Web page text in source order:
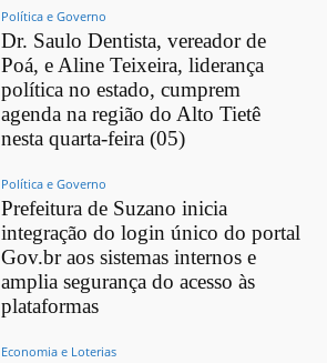
Política e Governo
Dr. Saulo Dentista, vereador de
Poá, e Aline Teixeira, liderança
política no estado, cumprem
agenda na região do Alto Tietê
nesta quarta-feira (05)
Política e Governo
Prefeitura de Suzano inicia
integração do login único do portal
Gov.br aos sistemas internos e
amplia segurança do acesso às
plataformas
Economia e Loterias